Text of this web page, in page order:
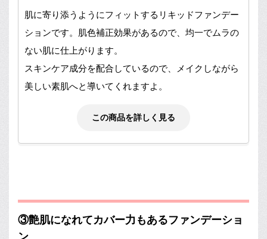
肌に寄り添うようにフィットするリキッドファンデー
ションです。肌色補正効果があるので、均一でムラの
ない肌に仕上がります。
スキンケア成分を配合しているので、メイクしながら
美しい素肌へと導いてくれますよ。
この商品を詳しく見る
③艶肌になれてカバー力もあるファンデーショ